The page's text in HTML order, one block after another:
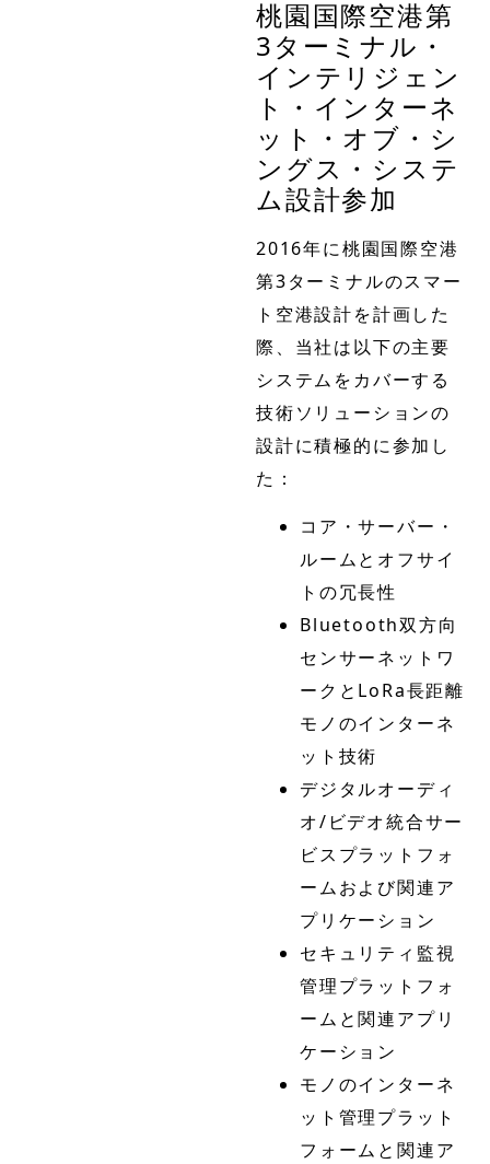
桃園国際空港第
3ターミナル・
インテリジェン
ト・インターネ
ット・オブ・シ
ングス・システ
ム設計参加
2016年に桃園国際空港
第3ターミナルのスマー
ト空港設計を計画した
際、当社は以下の主要
システムをカバーする
技術ソリューションの
設計に積極的に参加し
た：
コア・サーバー・
ルームとオフサイ
トの冗長性
Bluetooth双方向
センサーネットワ
ークとLoRa長距離
モノのインターネ
ット技術
デジタルオーディ
オ/ビデオ統合サー
ビスプラットフォ
ームおよび関連ア
プリケーション
セキュリティ監視
管理プラットフォ
ームと関連アプリ
ケーション
モノのインターネ
ット管理プラット
フォームと関連ア